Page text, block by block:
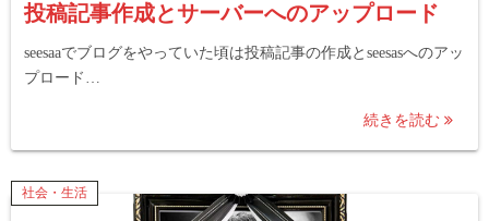
投稿記事作成とサーバーへのアップロード
seesaaでブログをやっていた頃は投稿記事の作成とseesasへのアッ
プロード…
続きを読む
社会・生活